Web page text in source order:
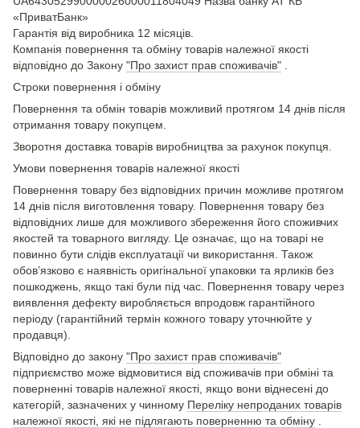
«ПриватБанк»
Гарантія від виробника 12 місяців.
Компанія повернення та обміну товарів належної якості
відповідно до Закону "Про захист прав споживачів"
Строки повернення і обміну
Повернення та обмін товарів можливий протягом 14 днів після
отримання товару покупцем.
Зворотня доставка товарів виробництва за рахунок покупця.
Умови повернення товарів належної якості
Повернення товару без відповідних причин можливе протягом
14 днів після виготовлення товару. Повернення товару без
відповідних лише для можливого збереження його споживчих
якостей та товарного вигляду. Це означає, що на товарі не
повинно бути слідів експлуатації чи використання. Також
обов’язково є наявність оригінальної упаковки та ярликів без
пошкоджень, якщо такі були під час. Повернення товару через
виявлення дефекту виробляється впродовж гарантійного
періоду (гарантійний термін кожного товару уточнюйте у
продавця).
Відповідно до закону "Про захист прав споживачів"
підприємство може відмовитися від споживачів при обміні та
поверненні товарів належної якості, якщо вони віднесені до
категорій, зазначених у чинному Переліку непроданих товарів
належної якості, які не підлягають поверненню та обміну